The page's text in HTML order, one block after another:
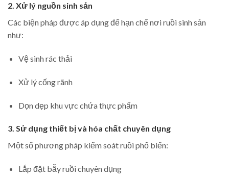
2. Xử lý nguồn sinh sản
Các biện pháp được áp dụng để hạn chế nơi ruồi sinh sản
như:
Vệ sinh rác thải
Xử lý cống rãnh
Dọn dẹp khu vực chứa thực phẩm
3. Sử dụng thiết bị và hóa chất chuyên dụng
Một số phương pháp kiểm soát ruồi phổ biến:
Lắp đặt bẫy ruồi chuyên dụng